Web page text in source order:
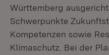
Württemberg
Schwerpunkte
Kompetenzen sowie
Klimaschutz. Bei der